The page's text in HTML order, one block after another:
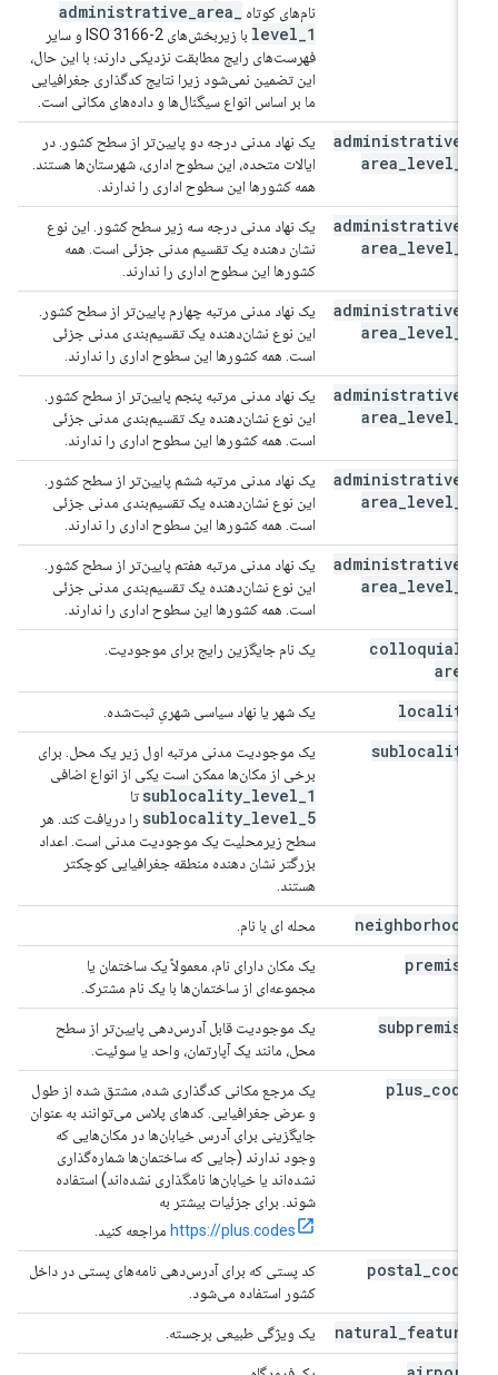
نام‌های کوتاه
administrative_area_
level
با زیربخش‌های ISO 3166-2 و سایر
فهرست‌های رایج مطابقت نزدیکی دارند؛ با این حال،
این تضمین نمی‌شود زیرا نتایج کدگذاری جغرافیایی
ما بر اساس انواع سیگنال‌ها و داده‌های مکانی است.
administrative
area_level
یک نهاد مدنی درجه دو پایین‌تر از سطح کشور. در
ایالات متحده، این سطوح اداری، شهرستان‌ها هستند.
همه کشورها این سطوح اداری را ندارند.
administrative
area_level
یک نهاد مدنی درجه سه زیر سطح کشور. این نوع
نشان دهنده یک تقسیم مدنی جزئی است. همه
کشورها این سطوح اداری را ندارند.
administrative
area_level
یک نهاد مدنی مرتبه چهارم پایین‌تر از سطح کشور.
این نوع نشان‌دهنده یک تقسیم‌بندی مدنی جزئی
است. همه کشورها این سطوح اداری را ندارند.
administrative
area_level
یک نهاد مدنی مرتبه پنجم پایین‌تر از سطح کشور.
این نوع نشان‌دهنده یک تقسیم‌بندی مدنی جزئی
است. همه کشورها این سطوح اداری را ندارند.
administrative
area_level
یک نهاد مدنی مرتبه ششم پایین‌تر از سطح کشور.
این نوع نشان‌دهنده یک تقسیم‌بندی مدنی جزئی
است. همه کشورها این سطوح اداری را ندارند.
administrative
area_level
یک نهاد مدنی مرتبه هفتم پایین‌تر از سطح کشور.
این نوع نشان‌دهنده یک تقسیم‌بندی مدنی جزئی
است. همه کشورها این سطوح اداری را ندارند.
colloquial یک نام جایگزین رایج برای موجودیت.
locality یک شهر یا نهاد سیاسی شهریِ ثبت‌شده.
sublocality
یک موجودیت مدنی مرتبه اول زیر یک محل. برای
برخی از مکان‌ها ممکن است یکی از انواع اضافی
sublocality_level تا
sublocality_level
را دریافت کند. هر
سطح زیرمحلیت یک موجودیت مدنی است. اعداد
بزرگتر نشان دهنده منطقه جغرافیایی کوچکتر
هستند.
neighborhood محله ای با نام.
premise
یک مکان دارای نام، معمولاً یک ساختمان یا
مجموعه‌ای از ساختمان‌ها با یک نام مشترک.
subpremise
یک موجودیت قابل آدرس‌دهی پایین‌تر از سطح
محل، مانند یک آپارتمان، واحد یا سوئیت.
plus_
یک مرجع مکانی کدگذاری شده، مشتق شده از طول
و عرض جغرافیایی. کدهای پلاس می‌توانند به عنوان
جایگزینی برای آدرس خیابان‌ها در مکان‌هایی که
وجود ندارند (جایی که ساختمان‌ها شماره‌گذاری
نشده‌اند یا خیابان‌ها نامگذاری نشده‌اند) استفاده
شوند. برای جزئیات بیشتر به
https://plus.codesمراجعه کنید.
postal_
کد پستی که برای آدرس‌دهی نامه‌های پستی در داخل
کشور استفاده می‌شود.
natural_feature یک ویژگی طبیعی برجسته.